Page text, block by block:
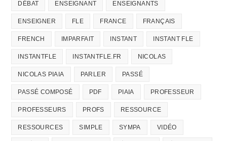
DÉBAT ENSEIGNANT ENSEIGNANTS
ENSEIGNER FLE FRANCE FRANÇAIS
FRENCH IMPARFAIT INSTANT INSTANT FLE
INSTANTFLE INSTANTFLE.FR NICOLAS
NICOLAS PIAIA PARLER PASSÉ
PASSÉ COMPOSÉ PDF PIAIA PROFESSEUR
PROFESSEURS PROFS RESSOURCE
RESSOURCES SIMPLE SYMPA VIDÉO